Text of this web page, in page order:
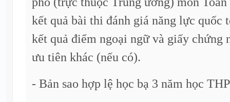
kết quả bài thi đánh giá năng lực quốc
kết quả điểm ngoại ngữ và giấy chứng
ưu tiên khác (nếu có).
- Bản sao hợp lệ học bạ 3 năm học